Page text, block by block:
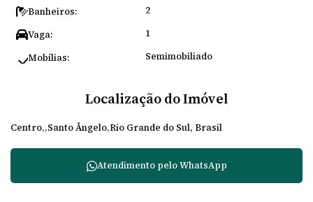
Banheiros: 2
Vaga: 1
Mobílias: Semimobiliado
Localização do Imóvel
Centro Santo Ângelo Rio Grande do Sul, Brasil
Atendimento peloWhatsApp